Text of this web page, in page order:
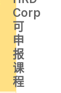
Corp
可
申
报
课
程